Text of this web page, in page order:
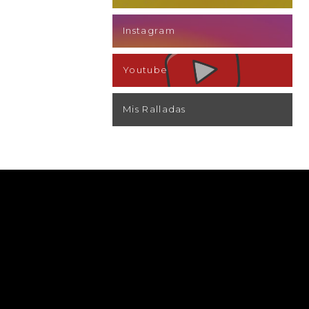
Instagram
Youtube
Mis Ralladas